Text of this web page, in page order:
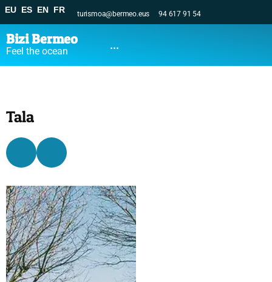
EU ES EN FR turismoa@bermeo.eus 94 617 91 54
Bizi Bermeo
Feel the ocean ...
Tala